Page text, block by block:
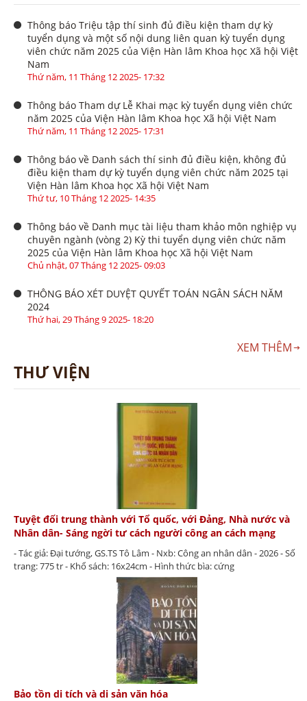
Thông báo Triệu tập thí sinh đủ điều kiện tham dự kỳ
tuyển dụng và một số nội dung liên quan kỳ tuyển dụng
viên chức năm 2025 của Viện Hàn lâm Khoa học Xã hội Việt
Nam
Thứ năm, 11 Tháng 12 2025- 17:32
Thông báo Tham dự Lễ Khai mạc kỳ tuyển dụng viên chức
năm 2025 của Viện Hàn lâm Khoa học Xã hội Việt Nam
Thứ năm, 11 Tháng 12 2025- 17:31
Thông báo về Danh sách thí sinh đủ điều kiện, không đủ
điều kiện tham dự kỳ tuyển dụng viên chức năm 2025 tại
Viện Hàn lâm Khoa học Xã hội Việt Nam
Thứ tư, 10 Tháng 12 2025- 14:35
Thông báo về Danh mục tài liệu tham khảo môn nghiệp vụ
chuyên ngành (vòng 2) Kỳ thi tuyển dụng viên chức năm
2025 của Viện Hàn lâm Khoa học Xã hội Việt Nam
Chủ nhật, 07 Tháng 12 2025- 09:03
THÔNG BÁO XÉT DUYỆT QUYẾT TOÁN NGÂN SÁCH NĂM
2024
Thứ hai, 29 Tháng 9 2025- 18:20
XEM THÊM
THƯ VIỆN
Tuyệt đối trung thành với Tổ quốc, với Đảng, Nhà nước và
Nhân dân- Sáng ngời tư cách người công an cách mạng
- Tác giả: Đại tướng, GS.TS Tô Lâm - Nxb: Công an nhân dân - 2026 - Số
trang: 775 tr - Khổ sách: 16x24cm - Hình thức bìa: cứng
Bảo tồn di tích và di sản văn hóa